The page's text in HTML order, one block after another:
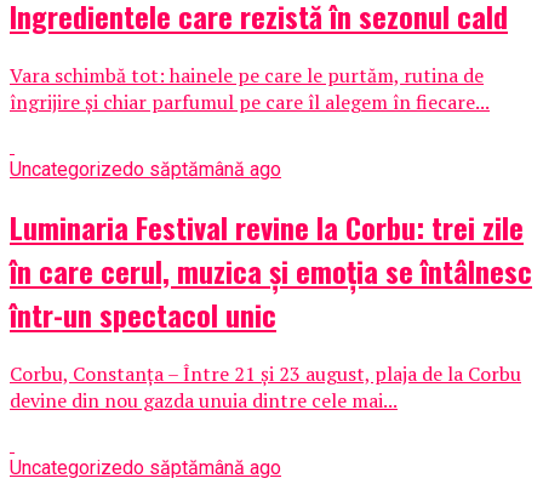
Ingredientele care rezistă în sezonul cald
Vara schimbă tot: hainele pe care le purtăm, rutina de
îngrijire și chiar parfumul pe care îl alegem în fiecare...
Uncategorizedo săptămână ago
Luminaria Festival revine la Corbu: trei zile
în care cerul, muzica și emoția se întâlnesc
într-un spectacol unic
Corbu, Constanța – Între 21 și 23 august, plaja de la Corbu
devine din nou gazda unuia dintre cele mai...
Uncategorizedo săptămână ago